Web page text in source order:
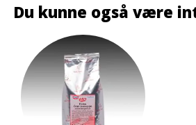
antal
Du kunne også være